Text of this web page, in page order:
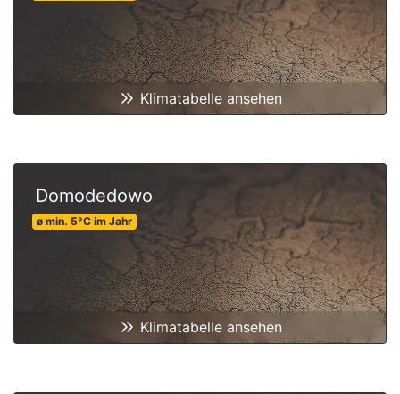
Klimatabelle ansehen
Domodedowo
ø min. 5°C im Jahr
Klimatabelle ansehen